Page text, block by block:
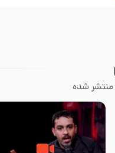
شده